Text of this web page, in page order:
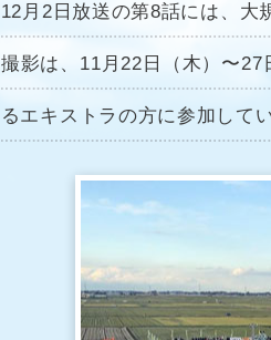
12月2日放送の第8話には、大
撮影は、11月22日（木）〜27
るエキストラの方に参加して